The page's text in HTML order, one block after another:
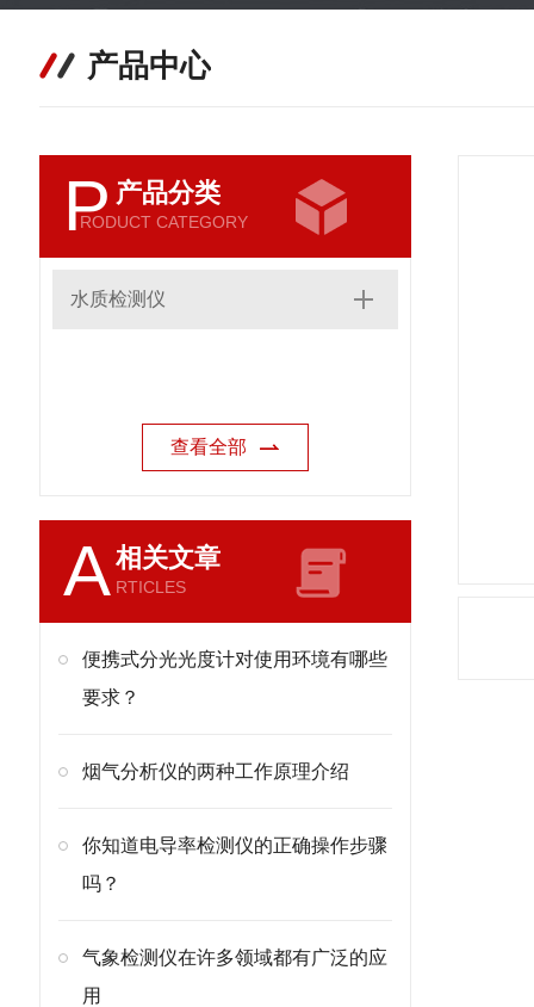
产品中心
P 产品分类
RODUCT CATEGORY
水质检测仪
查看全部
A相关文章
RTICLES
便携式分光光度计对使用环境有哪些
要求？
烟气分析仪的两种工作原理介绍
你知道电导率检测仪的正确操作步骤
吗？
气象检测仪在许多领域都有广泛的应
用